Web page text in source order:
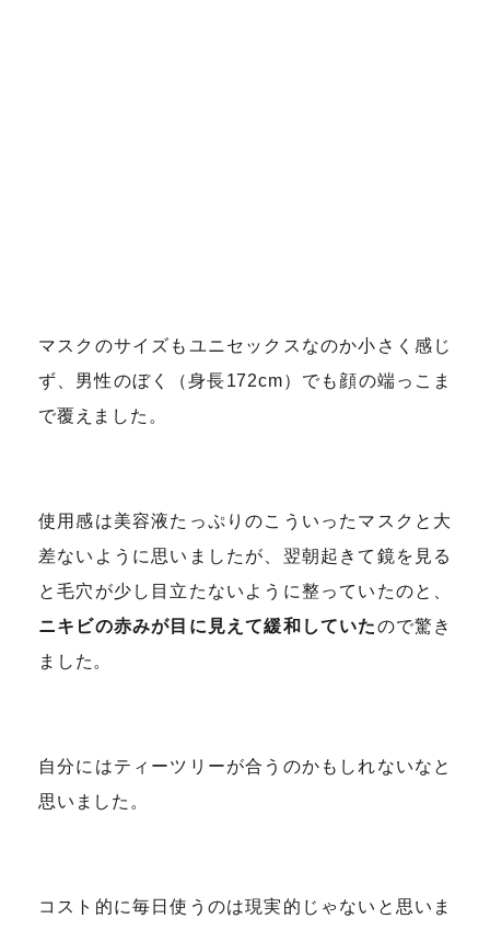
マスクのサイズもユニセックスなのか小さく感じ
ず、男性のぼく（身長172cm）でも顔の端っこま
で覆えました。
使用感は美容液たっぷりのこういったマスクと大
差ないように思いましたが、翌朝起きて鏡を見る
と毛穴が少し目立たないように整っていたのと、
ニキビの赤みが目に見えて緩和していたので驚き
ました。
自分にはティーツリーが合うのかもしれないなと
思いました。
コスト的に毎日使うのは現実的じゃないと思いま